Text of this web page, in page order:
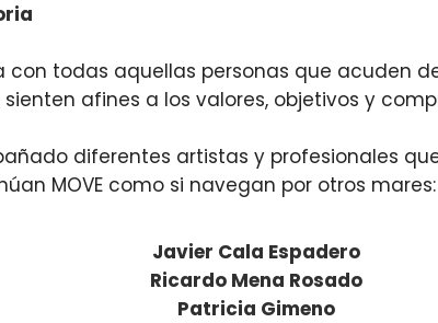
con todas aquellas personas que acuden
afines a los valores, objetivos y
diferentes artistas y profesionales
MOVE como si navegan por otros mares:
Javier Cala Espadero
Ricardo Mena Rosado
Patricia Gimeno